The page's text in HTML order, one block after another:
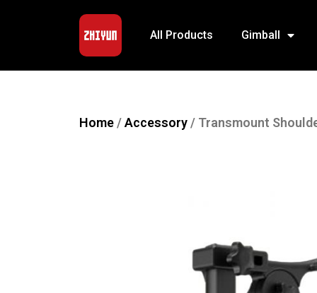
All Products Gimball
Home /Accessory / Transmount